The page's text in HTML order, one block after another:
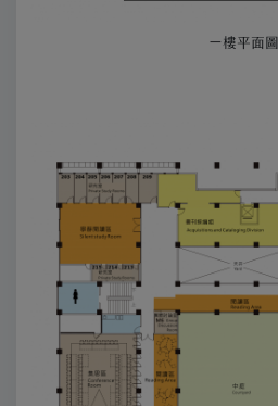
ㄧ樓平面圖